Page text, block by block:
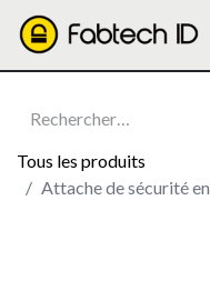
Tous les produits
Attache de sécurité